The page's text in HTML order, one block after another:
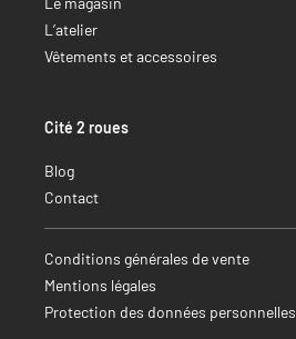
L’atelier
Vêtements et accessoires
Cité 2 roues
Blog
Contact
Conditions générales de vente
Mentions légales
Protection des données personnelles